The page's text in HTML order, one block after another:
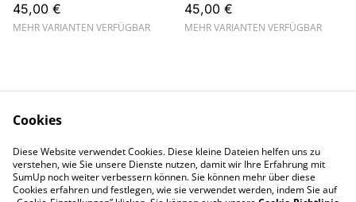
45,00 €
MEHR VARIANTEN VERFÜGBAR
45,00 €
MEHR VARIANTEN VERFÜGBAR
Kontakt
AGB
Datenschutz
Cookies
Diese Website verwendet Cookies. Diese kleine Dateien helfen uns zu
verstehen, wie Sie unsere Dienste nutzen, damit wir Ihre Erfahrung mit
SumUp noch weiter verbessern können. Sie können mehr über diese
Cookies erfahren und festlegen, wie sie verwendet werden, indem Sie auf